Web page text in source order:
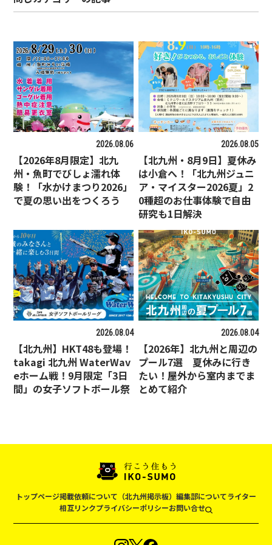
2026.08.06
【2026年8月限定】北九
州・魚町でびしょ濡れ体
験！「水かけまつり2026」
で夏の思い出をつくろう
2026.08.05
【北九州・8月9日】夏休み
は小倉へ！「北九州ジュニ
ア・マイスター2026夏」2
0種超のお仕事体験で自由
研究も1日解決
2026.08.04
【北九州】HKT48も登場！
takagi 北九州 WaterWav
eホーム戦！9月限定「3日
間」の女子ソフトボール祭
2026.08.04
【2026年】北九州と周辺の
プール7選 夏休みに行き
たい！屋外から室内までま
とめて紹介
トップページ掲載依頼について（北九州掲示板） 編集部についてライター
相互リンクプライバシーポリシーお問い合せ